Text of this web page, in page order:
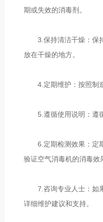
期或失效的消毒剂。
3.保持清洁干燥：保持
放在干燥的地方。
4.定期维护：按照制造
5.遵循使用说明：遵循
6.定期检测效果：定期
验证空气消毒机的消毒效
7.咨询专业人士：如果
详细维护建议和支持。